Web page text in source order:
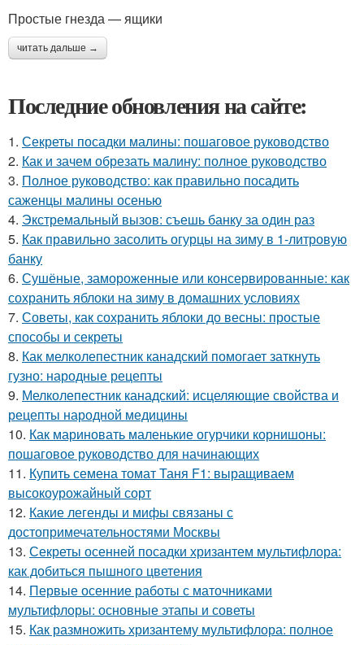
Простые гнезда — ящики
читать дальше →
Последние обновления на сайте:
1. Секреты посадки малины: пошаговое руководство
2. Как и зачем обрезать малину: полное руководство
3. Полное руководство: как правильно посадить
саженцы малины осенью
4. Экстремальный вызов: съешь банку за один раз
5. Как правильно засолить огурцы на зиму в 1-литровую
банку
6. Сушёные, замороженные или консервированные: как
сохранить яблоки на зиму в домашних условиях
7. Советы, как сохранить яблоки до весны: простые
способы и секреты
8. Как мелколепестник канадский помогает заткнуть
гузно: народные рецепты
9. Мелколепестник канадский: исцеляющие свойства и
рецепты народной медицины
10. Как мариновать маленькие огурчики корнишоны:
пошаговое руководство для начинающих
11. Купить семена томат Таня F1: выращиваем
высокоурожайный сорт
12. Какие легенды и мифы связаны с
достопримечательностями Москвы
13. Секреты осенней посадки хризантем мультифлора:
как добиться пышного цветения
14. Первые осенние работы с маточниками
мультифлоры: основные этапы и советы
15. Как размножить хризантему мультифлора: полное